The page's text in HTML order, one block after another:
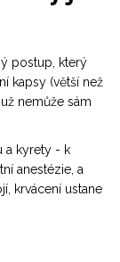
postup, který
kapsy (větší než
nemůže sám
a kyrety - k
anestézie, a
krvácení ustane